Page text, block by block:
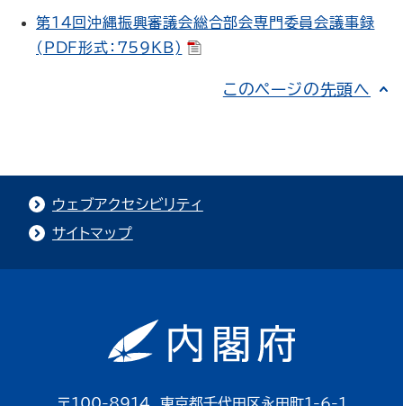
第１４回沖縄振興審議会総合部会専門委員会議事録
(PDF形式：759KB)
このページの先頭へ
ウェブアクセシビリティ
サイトマップ